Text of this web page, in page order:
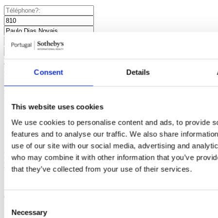
Consent Details
This website uses cookies
We use cookies to personalise content and ads, to provide
features and to analyse our traffic. We also share
use of our site with our social media, advertising and
who may combine it with other information that you’ve
that they’ve collected from your use of their services.
Consent
Selection
Necessary
Demander plus d´informations
En demandant des informations, vous autorisez Sotheby's
International à conserver vos données afin de vous informer sur des
propriétés conformément à sa politique de confidentialité.
Partager le projet
Projets similaires Vous pouvez être intéressé également par ces
projets
Cunha Residence
Ildefonso, Sé, Miragaia, São Nicolau e Vitória